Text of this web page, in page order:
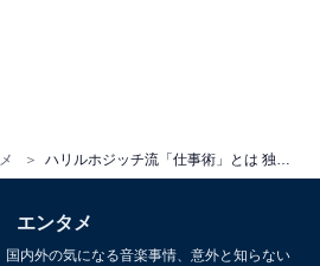
エンタメ
内外の気になる音楽事情、意外と知らない